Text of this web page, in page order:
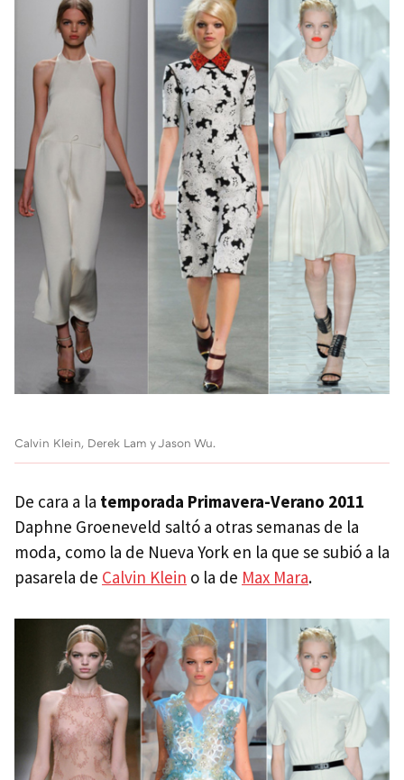
Calvin Klein, Derek Lam y Jason Wu.
De cara a la temporada Primavera-Verano 2011
Daphne Groeneveld saltó a otras semanas de la
moda, como la de Nueva York en la que se subió a la
pasarela de Calvin Klein o la de Max Mara.